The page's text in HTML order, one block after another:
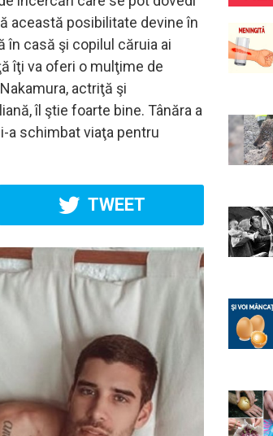
această posibilitate devine în
în casă şi copilul căruia ai
îţi va oferi o mulţime de
actriţă şi
îl ştie foarte bine. Tânăra a
a schimbat viaţa pentru
TWEET